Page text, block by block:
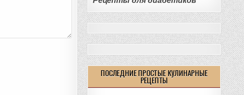
ПОСЛЕДНИЕ ПРОСТЫЕ КУЛИНАРНЫЕ
РЕЦЕПТЫ